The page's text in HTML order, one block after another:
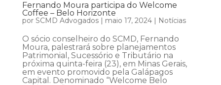
Fernando Moura participa do Welcome
Coffee – Belo Horizonte
por SCMD Advogados| maio 17, 2024| Notícias
O sócio conselheiro do SCMD, Fernando
Moura, palestrará sobre planejamentos
Patrimonial, Sucessório e Tributário na
próxima quinta-feira (23), em Minas Gerais,
em evento promovido pela Galápagos
Capital. Denominado “Welcome Belo